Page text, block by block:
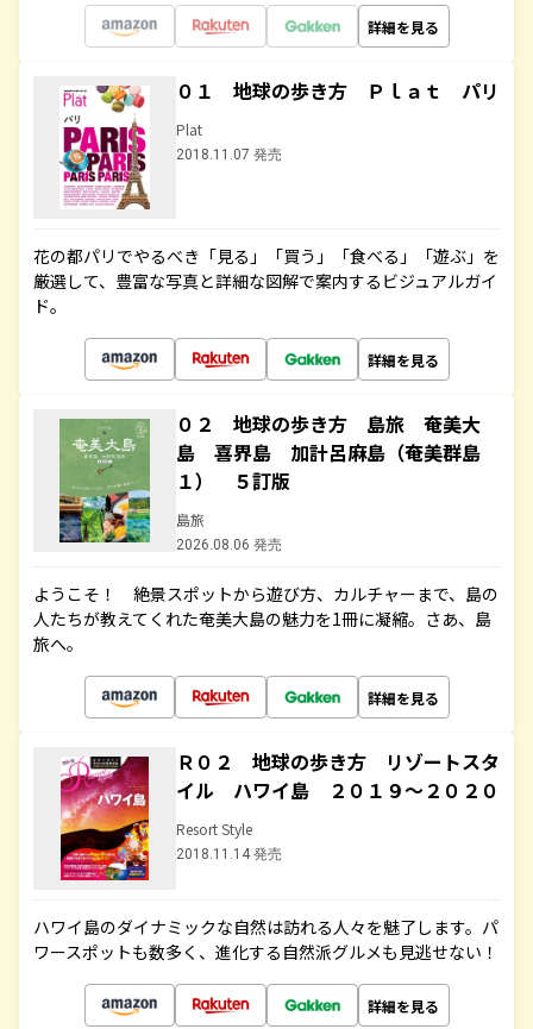
詳細を見る
０１ 地球の歩き方 Ｐｌａｔ パリ
Plat
2018.11.07 発売
花の都パリでやるべき「見る」「買う」「食べる」「遊ぶ」を
厳選して、豊富な写真と詳細な図解で案内するビジュアルガイ
ド。
詳細を見る
０２ 地球の歩き方 島旅 奄美大
島 喜界島 加計呂麻島（奄美群島
１） ５訂版
島旅
2026.08.06 発売
ようこそ！ 絶景スポットから遊び方、カルチャーまで、島の
人たちが教えてくれた奄美大島の魅力を1冊に凝縮。さあ、島
旅へ。
詳細を見る
Ｒ０２ 地球の歩き方 リゾートスタ
イル ハワイ島 ２０１９～２０２０
Resort Style
2018.11.14 発売
ハワイ島のダイナミックな自然は訪れる人々を魅了します。パ
ワースポットも数多く、進化する自然派グルメも見逃せない！
詳細を見る